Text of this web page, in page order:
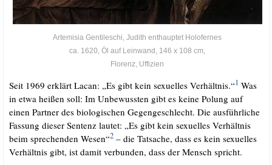
Arte­mi­sia Gen­ti­le­schi, Judith ent­haup­tet Holofernes
ca. 1620, Öl auf Lein­wand, 146 x 108 cm,
Flo­renz, Uffizien
Seit 1969 erklärt Lacan: „Es gibt kein sexu­el­les Ver­hält­nis.“1 Was
in etwa hei­ßen soll: Im Unbe­wuss­ten gibt es kei­ne Polung auf
einen Part­ner des bio­lo­gi­schen Gegen­ge­schlecht. Die aus­führ­li­che
Fas­sung die­ser Sen­tenz lau­tet: „Es gibt kein sexu­el­les Ver­hält­nis
beim spre­chen­den Wesen“2– die Tat­sa­che, dass es kein sexu­el­les
Ver­hält­nis gibt, ist damit ver­bun­den, dass der Mensch spricht.